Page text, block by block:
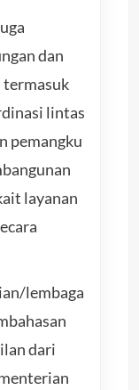
dan
termasuk
lintas
pemangku
layanan
lembaga
dari